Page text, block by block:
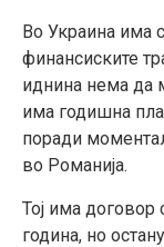
Во Украина има
финансиските
иднина нема да
има годишна
поради
во Романија.
Тој има договор
година, но